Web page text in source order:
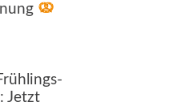
Jetzt